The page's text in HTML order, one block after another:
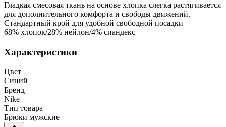
Гладкая смесовая ткань на основе хлопка слегка растягивается
для дополнительного комфорта и свободы движений.
Стандартный крой для удобной свободной посадки
68% хлопок/28% нейлон/4% спандекс
Характеристики
Цвет
Синий
Бренд
Nike
Тип товара
Брюки мужские